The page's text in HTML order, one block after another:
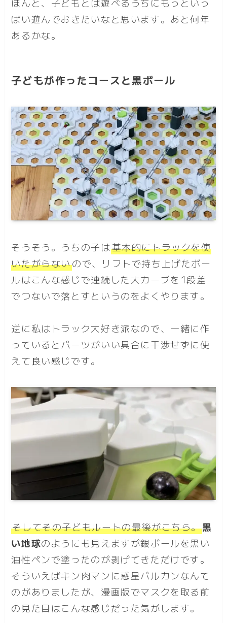
ぱい遊んでおきたいなと思います。あと何年
あるかな。
子どもが作ったコースと黒ボール
そうそう。うちの子は基本的にトラックを使
いたがらないので、リフトで持ち上げたボー
ルはこんな感じで連続した大カーブを1段差
でつないで落とすというのをよくやります。
逆に私はトラック大好き派なので、一緒に作
っているとパーツがいい具合に干渉せずに使
えて良い感じです。
そしてその子どもルートの最後がこちら。黒
い地球のようにも見えますが銀ボールを黒い
油性ペンで塗ったのが剥げてきただけです。
そういえばキン肉マンに惑星バルカンなんて
のがありましたが、漫画版でマスクを取る前
の見た目はこんな感じだった気がします。